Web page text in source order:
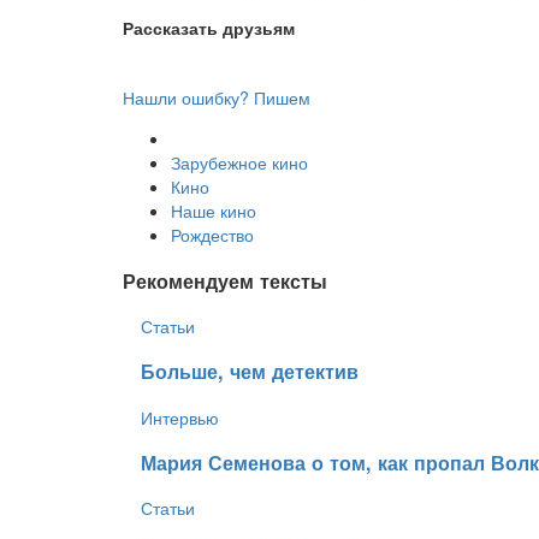
Рассказать друзьям
Нашли ошибку? Пишем
Зарубежное кино
Кино
Наше кино
Рождество
Рекомендуем тексты
Статьи
Больше, чем детектив
Интервью
​Мария Семенова о том, как пропал
Статьи